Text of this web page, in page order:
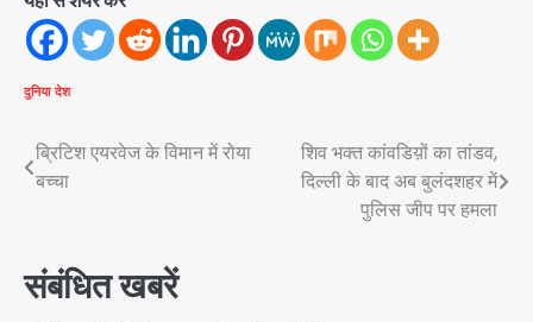
दुनिया देश
Post
navigation
ब्रिटिश एयरवेज के विमान में रोया
बच्चा
शिव भक्त कांवडिय़ों का तांडव,
दिल्ली के बाद अब बुलंदशहर में
पुलिस जीप पर हमला
संबंधित खबरें